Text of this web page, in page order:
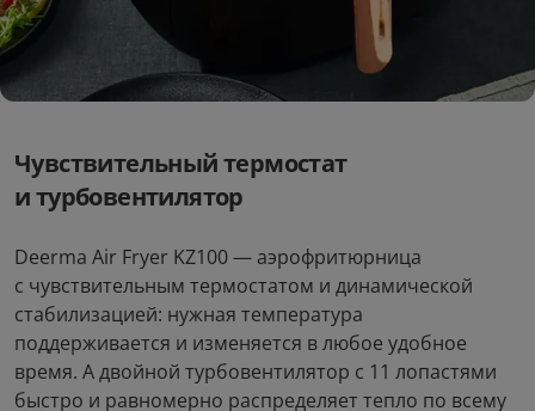
Чувствительный термостат
и турбовентилятор
Deerma Air Fryer KZ100 — аэрофритюрница
с чувствительным термостатом и динамической
стабилизацией: нужная температура
поддерживается и изменяется в любое удобное
время. А двойной турбовентилятор с 11 лопастями
быстро и равномерно распределяет тепло по всему
Аэрофритюрница Deerma
Air Fryer DEM-KZ100
Переходник для
наушников АТ Type-C -
Лазерный дальномер
HOTO Smart Laser